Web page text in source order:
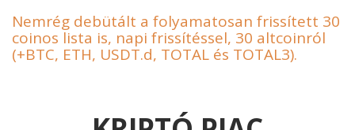
Nemrég debütált a folyamatosan frissített 30
coinos lista is, napi frissítéssel, 30 altcoinról
(+BTC, ETH, USDT.d, TOTAL és TOTAL3).